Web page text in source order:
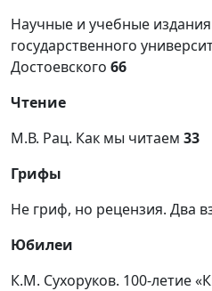
Научные и учебные
государственного
Достоевского 66
Чтение
М.В. Рац. Как мы читаем 33
Грифы
Не гриф, но рецензия. Два
Юбилеи
К.М. Сухоруков. 100-летие